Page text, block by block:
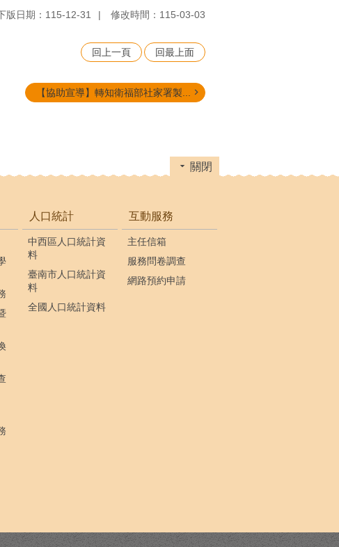
版日期：115-12-31 修改時間：115-03-03
回上一頁 回最上面
【協助宣導】轉知衛福部社家署製...
關閉
人口統計
中西區人口統計資
料
臺南市人口統計資
料
全國人口統計資料
互動服務
主任信箱
服務問卷調查
網路預約申請